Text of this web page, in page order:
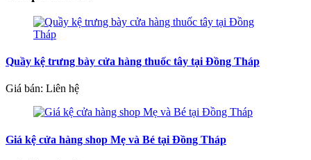
Quầy kệ trưng bày cửa hàng thuốc tây tại Đồng Tháp
Giá bán: Liên hệ
Giá kệ cửa hàng shop Mẹ và Bé tại Đồng Tháp